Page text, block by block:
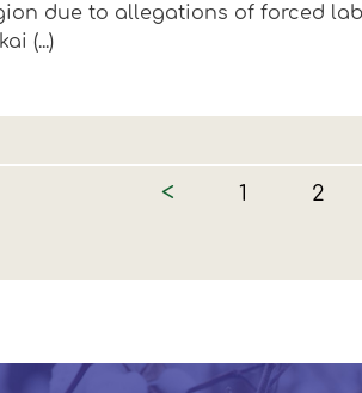
due to allegations of forced
(...)
< 1 2